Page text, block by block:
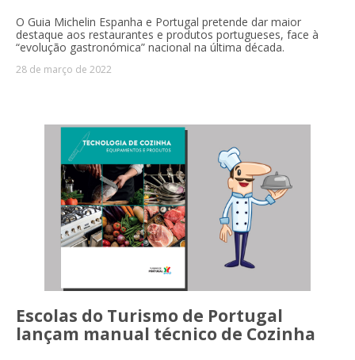
O Guia Michelin Espanha e Portugal pretende dar maior
destaque aos restaurantes e produtos portugueses, face à
“evolução gastronómica” nacional na última década.
28 de março de 2022
Escolas do Turismo de Portugal
lançam manual técnico de Cozinha